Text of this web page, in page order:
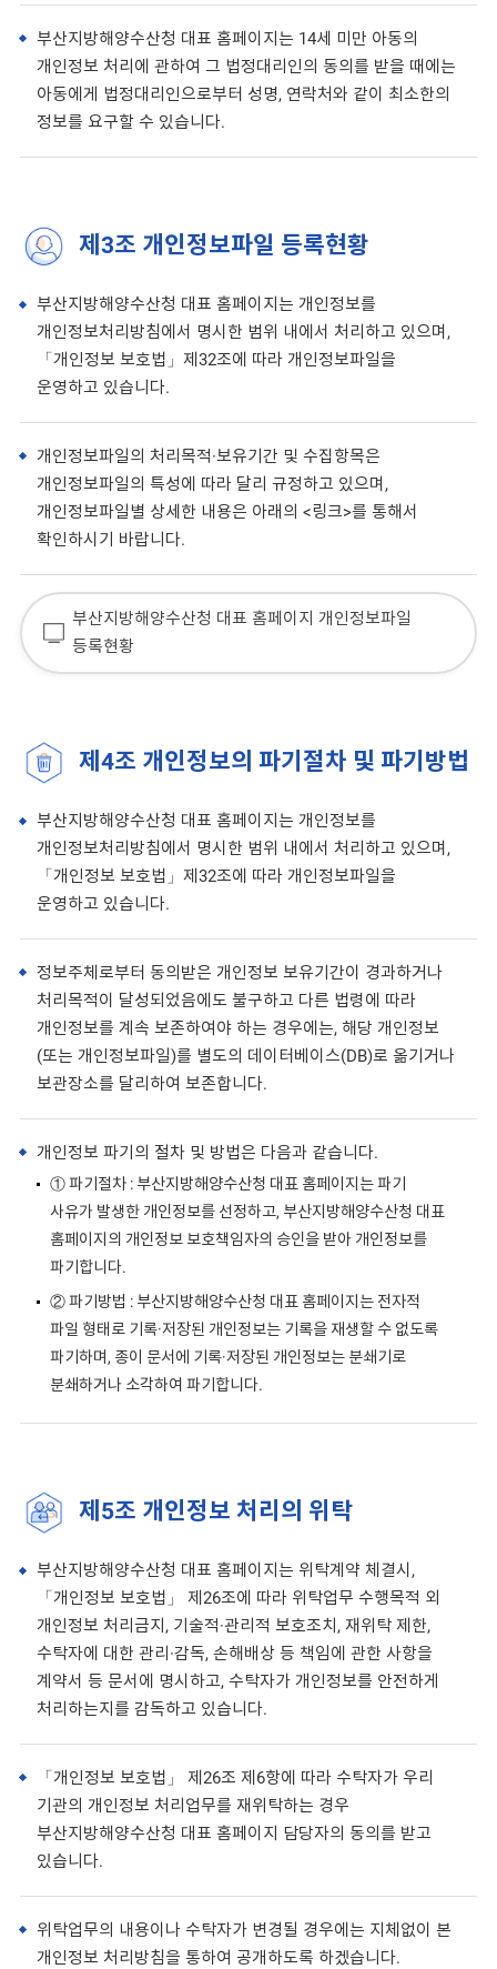
부산지방해양수산청 대표 홈페이지는 14세 미만 아동의
개인정보 처리에 관하여 그 법정대리인의 동의를 받을 때에는
아동에게 법정대리인으로부터 성명, 연락처와 같이 최소한의
정보를 요구할 수 있습니다.
제3조 개인정보파일 등록현황
부산지방해양수산청 대표 홈페이지는 개인정보를
개인정보처리방침에서 명시한 범위 내에서 처리하고 있으며,
「개인정보 보호법」제32조에 따라 개인정보파일을
운영하고 있습니다.
개인정보파일의 처리목적·보유기간 및 수집항목은
개인정보파일의 특성에 따라 달리 규정하고 있으며,
개인정보파일별 상세한 내용은 아래의 <링크>를 통해서
확인하시기 바랍니다.
부산지방해양수산청 대표 홈페이지 개인정보파일
등록현황
제4조 개인정보의 파기절차 및 파기방법
부산지방해양수산청 대표 홈페이지는 개인정보를
개인정보처리방침에서 명시한 범위 내에서 처리하고 있으며,
「개인정보 보호법」제32조에 따라 개인정보파일을
운영하고 있습니다.
정보주체로부터 동의받은 개인정보 보유기간이 경과하거나
처리목적이 달성되었음에도 불구하고 다른 법령에 따라
개인정보를 계속 보존하여야 하는 경우에는, 해당 개인정보
(또는 개인정보파일)를 별도의 데이터베이스(DB)로 옮기거나
보관장소를 달리하여 보존합니다.
개인정보 파기의 절차 및 방법은 다음과 같습니다.
① 파기절차 : 부산지방해양수산청 대표 홈페이지는 파기
사유가 발생한 개인정보를 선정하고, 부산지방해양수산청 대표
홈페이지의 개인정보 보호책임자의 승인을 받아 개인정보를
파기합니다.
② 파기방법 : 부산지방해양수산청 대표 홈페이지는 전자적
파일 형태로 기록·저장된 개인정보는 기록을 재생할 수 없도록
파기하며, 종이 문서에 기록·저장된 개인정보는 분쇄기로
분쇄하거나 소각하여 파기합니다.
제5조 개인정보 처리의 위탁
부산지방해양수산청 대표 홈페이지는 위탁계약 체결시,
「개인정보 보호법」 제26조에 따라 위탁업무 수행목적 외
개인정보 처리금지, 기술적·관리적 보호조치, 재위탁 제한,
수탁자에 대한 관리·감독, 손해배상 등 책임에 관한 사항을
계약서 등 문서에 명시하고, 수탁자가 개인정보를 안전하게
처리하는지를 감독하고 있습니다.
「개인정보 보호법」 제26조 제6항에 따라 수탁자가 우리
기관의 개인정보 처리업무를 재위탁하는 경우
부산지방해양수산청 대표 홈페이지 담당자의 동의를 받고
있습니다.
위탁업무의 내용이나 수탁자가 변경될 경우에는 지체없이 본
개인정보 처리방침을 통하여 공개하도록 하겠습니다.